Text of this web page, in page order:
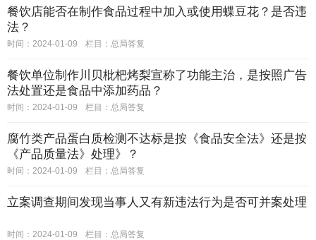
餐饮店能否在制作食品过程中加入或使用蝶豆花？是否违
法？
时间：2024-01-09 栏目： 总局答复
餐饮单位制作川贝枇杷烤梨宣称了功能主治，是按照广告
法处置还是食品中添加药品？
时间：2024-01-09 栏目： 总局答复
腐竹类产品蛋白质检测不达标是按《食品安全法》还是按
《产品质量法》处理》？
时间：2024-01-09 栏目： 总局答复
立案调查期间发现当事人又有新违法行为是否可并案处理
时间：2024-01-09 栏目： 总局答复